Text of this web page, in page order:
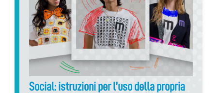
Social: istruzioni per l’uso della propria